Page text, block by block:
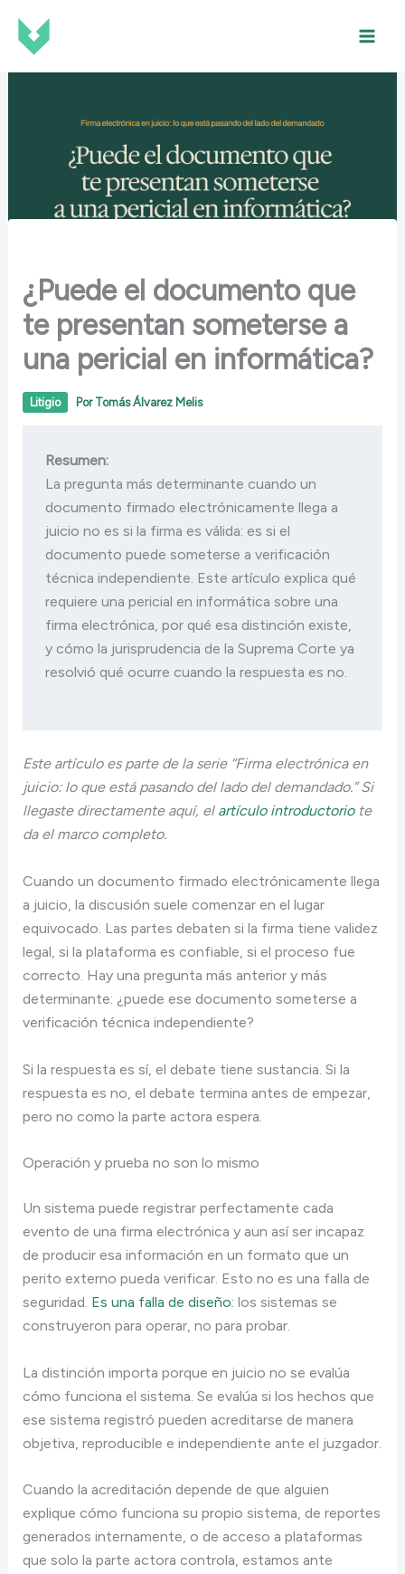
contenido
¿Puede el documento que
te presentan someterse a
una pericial en informática?
Litigio Por Tomás Álvarez Melis
Resumen:
La pregunta más determinante cuando un
documento firmado electrónicamente llega a
juicio no es si la firma es válida: es si el
documento puede someterse a verificación
técnica independiente. Este artículo explica qué
requiere una pericial en informática sobre una
firma electrónica, por qué esa distinción existe,
y cómo la jurisprudencia de la Suprema Corte ya
resolvió qué ocurre cuando la respuesta es no.
Este artículo es parte de la serie “Firma electrónica en
juicio: lo que está pasando del lado del demandado.” Si
llegaste directamente aquí, el artículo introductoriote
da el marco completo.
Cuando un documento firmado electrónicamente llega
a juicio, la discusión suele comenzar en el lugar
equivocado. Las partes debaten si la firma tiene validez
legal, si la plataforma es confiable, si el proceso fue
correcto. Hay una pregunta más anterior y más
determinante: ¿puede ese documento someterse a
verificación técnica independiente?
Si la respuesta es sí, el debate tiene sustancia. Si la
respuesta es no, el debate termina antes de empezar,
pero no como la parte actora espera.
Operación y prueba no son lo mismo
Un sistema puede registrar perfectamente cada
evento de una firma electrónica y aun así ser incapaz
de producir esa información en un formato que un
perito externo pueda verificar. Esto no es una falla de
seguridad. Es una falla de diseño: los sistemas se
construyeron para operar, no para probar.
La distinción importa porque en juicio no se evalúa
cómo funciona el sistema. Se evalúa si los hechos que
ese sistema registró pueden acreditarse de manera
objetiva, reproducible e independiente ante el juzgador.
Cuando la acreditación depende de que alguien
explique cómo funciona su propio sistema, de reportes
generados internamente, o de acceso a plataformas
que solo la parte actora controla, estamos ante